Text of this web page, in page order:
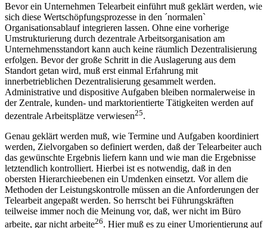
Bevor ein Unternehmen Telearbeit einführt muß geklärt werden, wie
sich diese Wertschöpfungsprozesse in den ´normalen`
Organisationsablauf integrieren lassen. Ohne eine vorherige
Umstrukturierung durch dezentrale Arbeitsorganisation am
Unternehmensstandort kann auch keine räumlich Dezentralisierung
erfolgen. Bevor der große Schritt in die Auslagerung aus dem
Standort getan wird, muß erst einmal Erfahrung mit
innerbetrieblichen Dezentralisierung gesammelt werden.
Administrative und dispositive Aufgaben bleiben normalerweise in
der Zentrale, kunden- und marktorientierte Tätigkeiten werden auf
dezentrale Arbeitsplätze verwiesen25.
Genau geklärt werden muß, wie Termine und Aufgaben koordiniert
werden, Zielvorgaben so definiert werden, daß der Telearbeiter auch
das gewünschte Ergebnis liefern kann und wie man die Ergebnisse
letztendlich kontrolliert. Hierbei ist es notwendig, daß in den
obersten Hierarchieebenen ein Umdenken einsetzt. Vor allem die
Methoden der Leistungskontrolle müssen an die Anforderungen der
Telearbeit angepaßt werden. So herrscht bei Führungskräften
teilweise immer noch die Meinung vor, daß, wer nicht im Büro
arbeite, gar nicht arbeite26. Hier muß es zu einer Umorientierung auf